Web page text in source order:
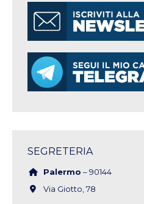
SEGRETERIA
Palermo – 90144
Via Giotto, 78